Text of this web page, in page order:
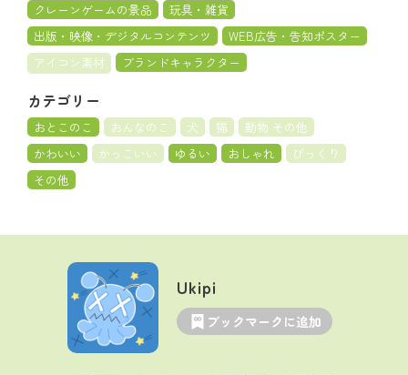
クレーンゲームの景品
玩具・雑貨
出版・映像・デジタルコンテンツ
WEB広告・告知ポスター
アイコン素材
ブランドキャラクター
カテゴリー
おとこのこ おんなのこ 犬 猫
動物 その他
かわいい
かっこいい ゆるい おしゃれ
びっくり
その他
Ukipi
ブックマークに追加